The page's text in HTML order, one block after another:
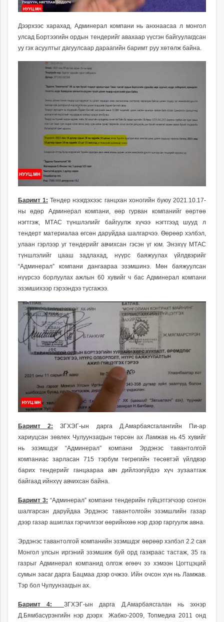
Дээрхээс харахад, Админерал компани нь анхнаасаа л монгол
улсад Бортээгийн ордын тендерийг авахаар үүсгэн байгуулагдсан
уу гэх асуултыг дагуулсаар дараагийн баримт руу хөтөлж байна.
Баримт 1: Тендер нээгдэхээс ганцхан хоногийн буюу 2021.10.17-
ны өдөр Админерал компани, өөр гурван компанийг өөртөө
нэгтгэж, МТАС түншлэлийг байгуулж хүчээ нэгтгээд шууд л
тендерт материалаа өгсөн даруйдаа шалгарчээ. Өөрөөр хэлбэл,
улаан гэрлээр уг тендерийг авчихсан гэсэн үг юм. Энэхүү МТАС
түншлэлийг цааш задлахад, нүүрс баяжуулах үйлдвэрийг
“Админерал” компани дангаараа эзэмшинэ. Мөн баяжуулсан
нүүрсээ борлуулах ажлын 60 хувийг ч бас Админерал компани
эзэмшихээр гэрээндээ тусгажээ.
Баримт 2: ЗГХЭГ-ын дарга Д.Амарбаясгалангийн Пи-ар
хариуцсан зөвлөх Чулуунзагдын төрсөн ах Ламжав нь 45 хувийг
нь эзэмшдэг “Админерал” компани Эрдэнэс тавантолгой
компаниас зарласан 715 тэрбум төгрөгийн төсөвтэй үйлдвэр
барих тендерийг ганцаараа авч дийлээгүйдээ хүч зузаатгаж
байгаад ийнхүү авчихсан байна.
Баримт 3: “Админерал” компани тендерийн гүйцэтгэгчээр сонгон
шалгарсан даруйдаа Эрдэнэс тавантолгойн эзэмшлийн газар
дээр газар ашиглах гэрчилгээг өөрийнхөө нэр дээр гаргуулж авна.
Эрдэнэс тавантолгой компанийн эзэмшдэг өөрөөр хэлбэл 2.2 сая
Монгол улсын иргэний эзэмшиж буй орд газкраас тастаж, 35 га
газрыг Админерал компанид олгож өгөөч ээ хэмээн Цогтцэций
сумын засаг дарга Бацмаа дээр очжээ. Ийн очсон хүн нь Ламжав.
Тэр бол Чулуунзагдын ах.
Баримт 4: ЗГХЭГ-ын дарга Д.Амарбаясгалан нь эхнэр
Д.Бямбасүрэнгийн нэр дээрх Жабко-2009, Топмедиа 2011 онд